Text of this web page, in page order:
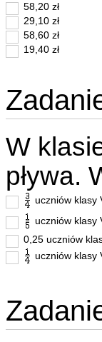
58,20 zł
29,10 zł
58,60 zł
19,40 zł
W
pływa.
uczniów klasy
uczniów klasy
0,25 uczniów
uczniów klasy